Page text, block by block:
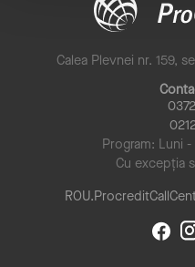
Calea Plevnei nr. 159,
Program: Luni
Cu excepția